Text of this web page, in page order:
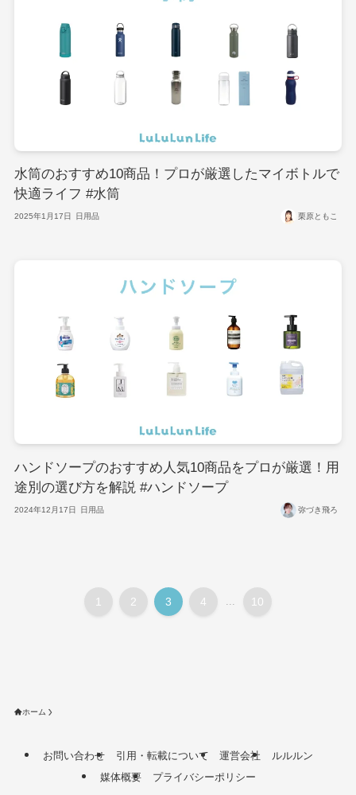
水筒のおすすめ10商品！プロが厳選したマイボトルで
快適ライフ #水筒
2025年1月17日 日用品 栗原ともこ
ハンドソープのおすすめ人気10商品をプロが厳選！用
途別の選び方を解説 #ハンドソープ
2024年12月17日 日用品 弥づき飛ろ
1 2 3 4 ... 10
ホーム
お問い合わせ 引用・転載について 運営会社
ルルルン
媒体概要
プライバシーポリシー